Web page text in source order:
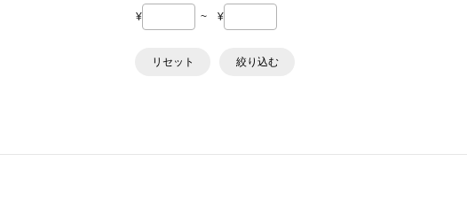
¥ ~ ¥
リセット 絞り込む